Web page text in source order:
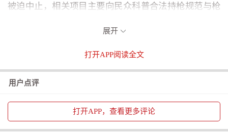
被迫中止，相关项目主要向民众科普合法持枪规范与枪
安全而购买枪支，初衷是寻求安全感，但拥有枪支不等
于安全。规范存放枪支至关重要，否则用于自保的枪械
反而会酿成无法挽回的悲剧。”
美国《新闻周刊》（Newsweek）网站此前报道称，
美国并没有规范家庭枪支存放方式的联邦强制法案，相
关规则全由各州自行制定，由此形成了一套支离破碎、
展开
打开APP阅读全文
用户点评
打开APP，查看更多评论